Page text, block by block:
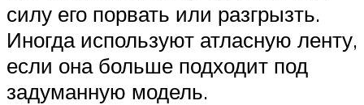
силу его порвать или разгрызть.
Иногда используют атласную ленту,
если она больше подходит под
задуманную модель.